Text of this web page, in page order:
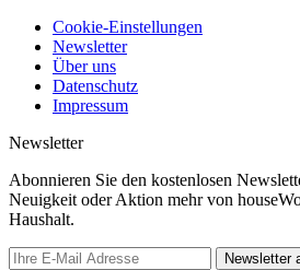
Cookie-Einstellungen
Newsletter
Über uns
Datenschutz
Impressum
Newsletter
Abonnieren Sie den kostenlosen
Neuigkeit oder Aktion mehr von
Haushalt.
Newsletter